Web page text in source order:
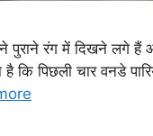
पुराने रंग में दिखने
है कि पिछली चार वनडे